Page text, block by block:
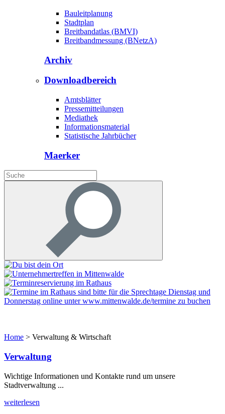
Bauleitplanung
Stadtplan
Breitbandatlas (BMVI)
Breitbandmessung (BNetzA)
Archiv
Downloadbereich
Amtsblätter
Pressemitteilungen
Mediathek
Informationsmaterial
Statistische Jahrbücher
Maerker
Home > Verwaltung & Wirtschaft
Verwaltung
Wichtige Informationen und Kontakte rund um unsere
Stadtverwaltung ...
weiterlesen